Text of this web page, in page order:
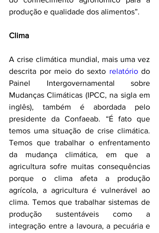
produção e qualidade dos alimentos”.
Clima
A crise climática mundial, mais uma vez
descrita por meio do sexto relatório do
Painel Intergovernamental sobre
Mudanças Climáticas (IPCC, na sigla em
inglês), também é abordada pelo
presidente da Confaeab. “É fato que
temos uma situação de crise climática.
Temos que trabalhar o enfrentamento
da mudança climática, em que a
agricultura sofre muitas consequências
porque o clima afeta a produção
agrícola, a agricultura é vulnerável ao
clima. Temos que trabalhar sistemas de
produção sustentáveis como a
integração entre a lavoura, a pecuária e